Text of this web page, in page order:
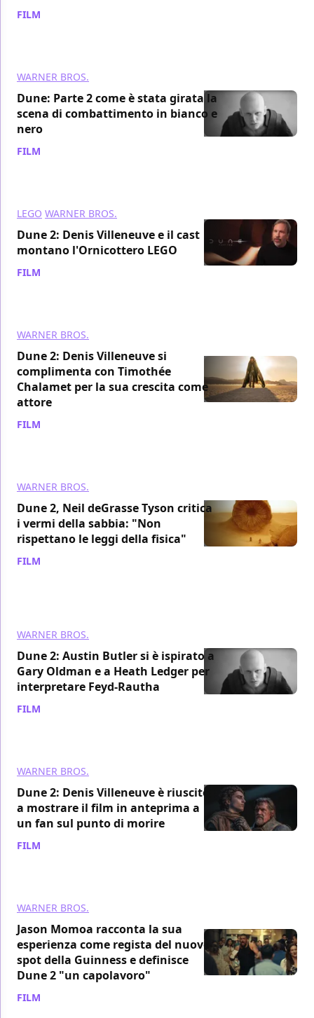
FILM
WARNER BROS.
Dune: Parte 2 come è stata girata la
scena di combattimento in bianco e
nero
FILM
LEGO WARNER BROS.
Dune 2: Denis Villeneuve e il cast
montano l'Ornicottero LEGO
FILM
WARNER BROS.
Dune 2: Denis Villeneuve si
complimenta con Timothée
Chalamet per la sua crescita come
attore
FILM
WARNER BROS.
Dune 2, Neil deGrasse Tyson critica
i vermi della sabbia: "Non
rispettano le leggi della fisica"
FILM
WARNER BROS.
Dune 2: Austin Butler si è ispirato a
Gary Oldman e a Heath Ledger per
interpretare Feyd-Rautha
FILM
WARNER BROS.
Dune 2: Denis Villeneuve è riuscito
a mostrare il film in anteprima a
un fan sul punto di morire
FILM
WARNER BROS.
Jason Momoa racconta la sua
esperienza come regista del nuovo
spot della Guinness e definisce
Dune 2 "un capolavoro"
FILM